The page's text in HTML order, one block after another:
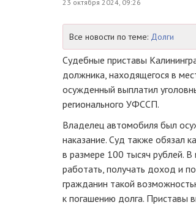
23 октября 2024, 09:26
Все новости по теме: Долги
Судебные приставы
должника, находящегося в
осужденный выплатил
регионального УФССП.
Владелец автомобиля был
наказание. Суд также обязал
в размере 100 тысяч рублей.
работать, получать доход и
гражданин такой
к погашению долга. Приставы